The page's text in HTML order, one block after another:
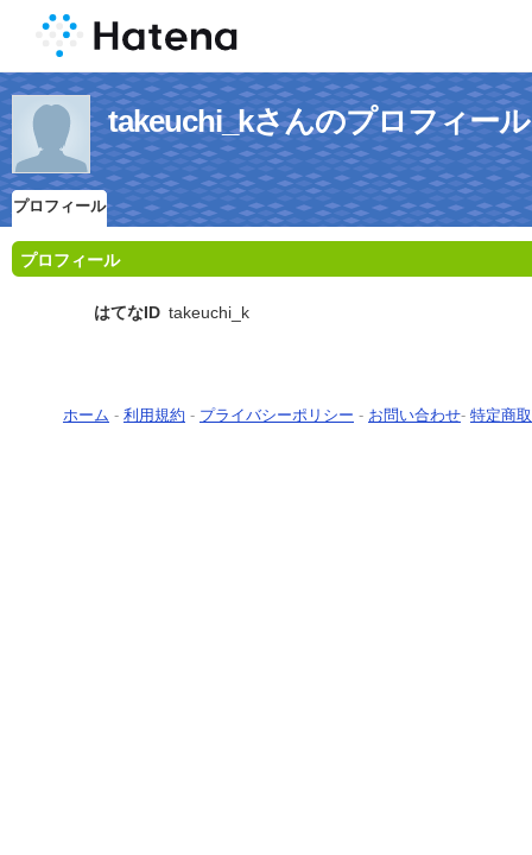
takeuchi_kさんのプロフィール
プロフィール
プロフィール
はてなID takeuchi_k
ホーム - 利用規約 - プライバシーポリシー - お問い合わせ- 特定商